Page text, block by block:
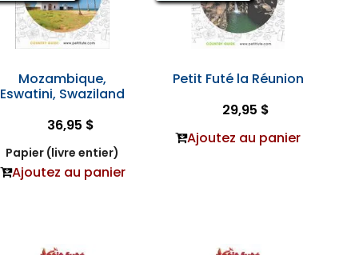
Mozambique,
Eswatini, Swaziland
36,95 $
Papier (livre entier)
Ajoutez au panier
Petit Futé la Réunion
29,95 $
Ajoutez au panier